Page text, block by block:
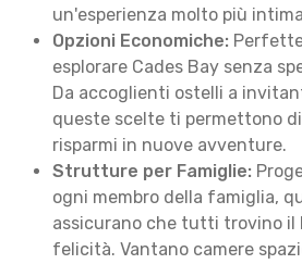
un'esperienza molto più
Opzioni Economiche:
esplorare Cades Bay senza
Da accoglienti ostelli a
queste scelte ti permettono
risparmi in nuove avventure.
Strutture per Famiglie:
ogni membro della famiglia,
assicurano che tutti trovino il
felicità. Vantano camere